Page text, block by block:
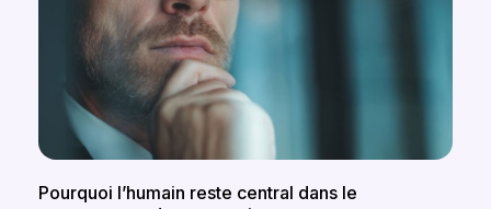
Pourquoi l’humain reste central dans le